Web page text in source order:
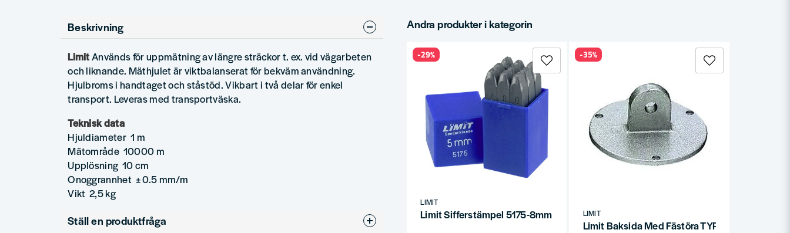
Beskrivning
LimitAnvänds för uppmätning av längre sträckor t. ex. vid vägarbeten
och liknande. Mäthjulet är viktbalanserat för bekväm användning.
Hjulbroms i handtaget och ståstöd. Vikbart i två delar för enkel
transport. Leveras med transportväska.
Teknisk data
Hjuldiameter 1 m
Mätområde 10000 m
Upplösning 10 cm
Onoggrannhet ± 0.5 mm/m
Vikt 2,5 kg
Ställ en produktfråga
Andra produkter i kategorin
LIMIT
Limit Sifferstämpel 5175-8mm 0-9
-29%
LIMIT
Limit Baksida Med Fästöra TYP3
-35%